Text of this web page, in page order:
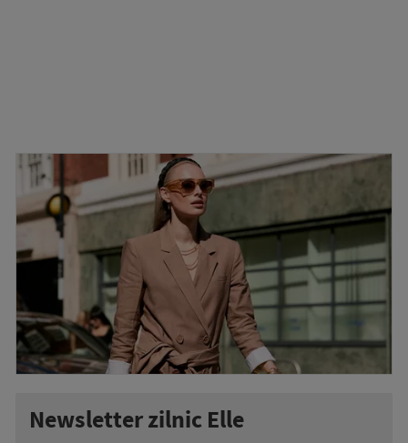
Newsletter zilnic Elle